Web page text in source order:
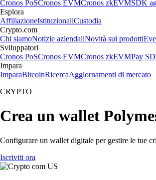
Cronos PoSCronos EVMCronos zkEVMSDK
Esplora
AffiliazioneIstituzionaliCustodia
Crypto.com
Chi siamoNotizie aziendaliNovità sui prodotti
Sviluppatori
Cronos PoSCronos EVMCronos zkEVMPay
Impara
ImparaBitcoinRicercaAggiornamenti di mercato
CRYPTO
Crea un wallet
Configurare un wallet digitale per gestire le tue
Iscriviti ora